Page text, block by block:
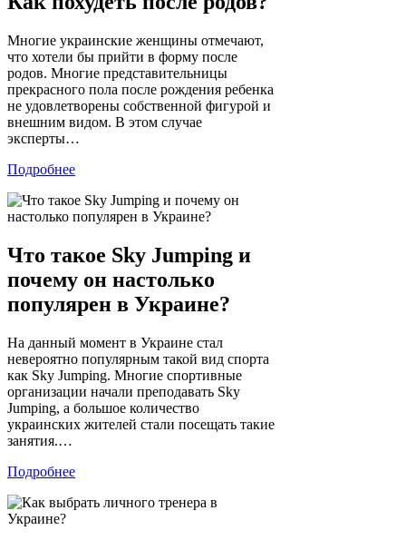
Многие украинские женщины отмечают,
что хотели бы прийти в форму после
родов. Многие представительницы
прекрасного пола после рождения ребенка
не удовлетворены собственной фигурой и
внешним видом. В этом случае
эксперты…
Подробнее
Что такое Sky Jumping и
почему он настолько
популярен в Украине?
На данный момент в Украине стал
невероятно популярным такой вид спорта
как Sky Jumping. Многие спортивные
организации начали преподавать Sky
Jumping, а большое количество
украинских жителей стали посещать такие
занятия.…
Подробнее